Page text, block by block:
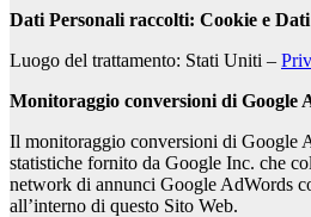
Dati Personali raccolti: Cookie e
Luogo del trattamento: Stati Uniti –
Monitoraggio conversioni di Google
Il monitoraggio conversioni di Google
statistiche fornito da Google Inc. che
network di annunci Google AdWords
all’interno di questo Sito Web.